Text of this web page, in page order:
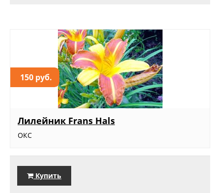
150 руб.
Лилейник Frans Hals
ОКС
Купить